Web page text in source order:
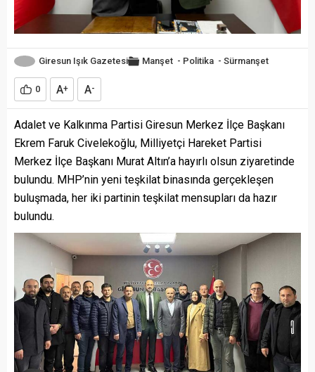
Giresun Işık Gazetesi Manşet - Politika - Sürmanşet
0 A+ A-
Adalet ve Kalkınma Partisi Giresun Merkez İlçe Başkanı
Ekrem Faruk Civelekoğlu, Milliyetçi Hareket Partisi
Merkez İlçe Başkanı Murat Altın’a hayırlı olsun ziyaretinde
bulundu. MHP’nin yeni teşkilat binasında gerçekleşen
buluşmada, her iki partinin teşkilat mensupları da hazır
bulundu.